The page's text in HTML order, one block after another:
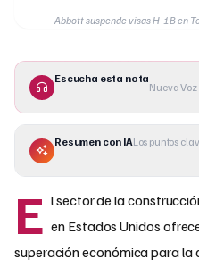
Abbott suspende visas H-1B en
Escucha esta nota
Nueva Voz
Resumen con IALos puntos
E l sector de la
en Estados Unidos
superación económica para la